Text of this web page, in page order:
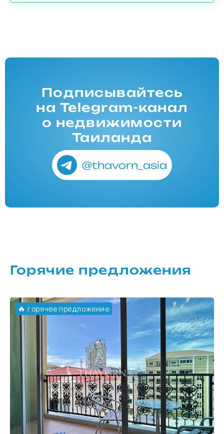
Подписывайтесь
на Telegram-канал
о недвижимости
Таиланда
@thavorn_asia
Горячие предложения
🔥 горячее предложение